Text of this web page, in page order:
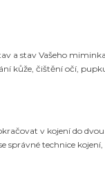
stav Vašeho miminka
kůže, čištění očí,
v kojení do
technice